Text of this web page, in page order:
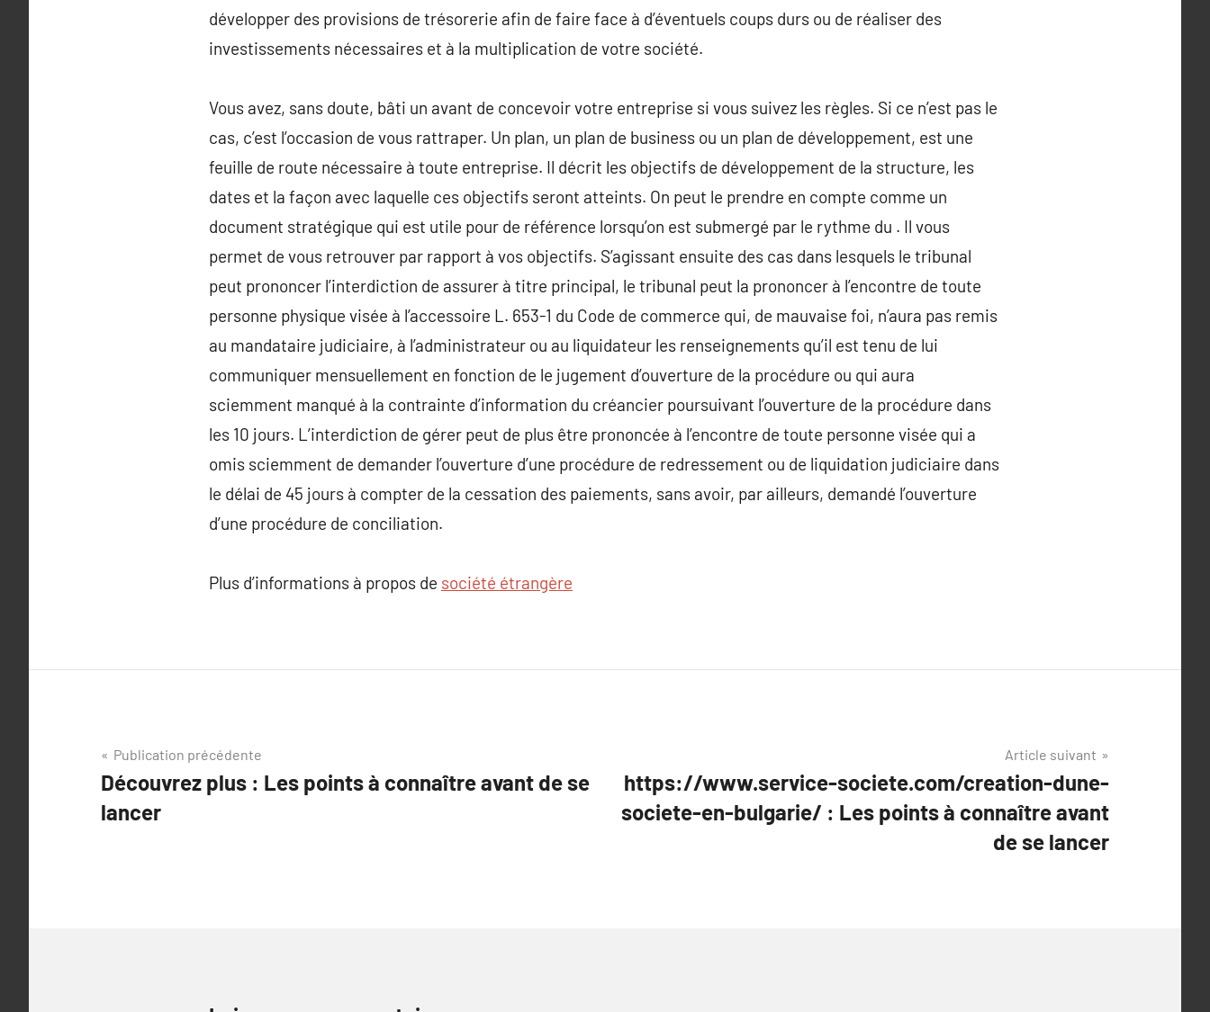
développer des provisions de trésorerie afin de faire face à d’éventuels coups durs ou de réaliser des
investissements nécessaires et à la multiplication de votre société.
Vous avez, sans doute, bâti un avant de concevoir votre entreprise si vous suivez les règles. Si ce n’est pas le
cas, c’est l’occasion de vous rattraper. Un plan, un plan de business ou un plan de développement, est une
feuille de route nécessaire à toute entreprise. Il décrit les objectifs de développement de la structure, les
dates et la façon avec laquelle ces objectifs seront atteints. On peut le prendre en compte comme un
document stratégique qui est utile pour de référence lorsqu’on est submergé par le rythme du . Il vous
permet de vous retrouver par rapport à vos objectifs. S’agissant ensuite des cas dans lesquels le tribunal
peut prononcer l’interdiction de assurer à titre principal, le tribunal peut la prononcer à l’encontre de toute
personne physique visée à l’accessoire L. 653-1 du Code de commerce qui, de mauvaise foi, n’aura pas remis
au mandataire judiciaire, à l’administrateur ou au liquidateur les renseignements qu’il est tenu de lui
communiquer mensuellement en fonction de le jugement d’ouverture de la procédure ou qui aura
sciemment manqué à la contrainte d’information du créancier poursuivant l’ouverture de la procédure dans
les 10 jours. L’interdiction de gérer peut de plus être prononcée à l’encontre de toute personne visée qui a
omis sciemment de demander l’ouverture d’une procédure de redressement ou de liquidation judiciaire dans
le délai de 45 jours à compter de la cessation des paiements, sans avoir, par ailleurs, demandé l’ouverture
d’une procédure de conciliation.
Plus d’informations à propos de société étrangère
Navigation
de
l’article
Publication précédente
Découvrez plus : Les points à connaître avant de se
lancer
Article suivant
https://www.service-societe.com/creation-dune-
societe-en-bulgarie/ : Les points à connaître avant
de se lancer